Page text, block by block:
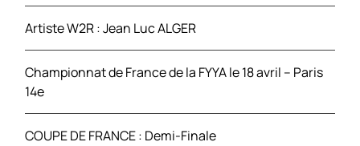
Artiste W2R : Jean Luc ALGER
Championnat de France de la FYYA le 18 avril – Paris
14e
COUPE DE FRANCE : Demi-Finale